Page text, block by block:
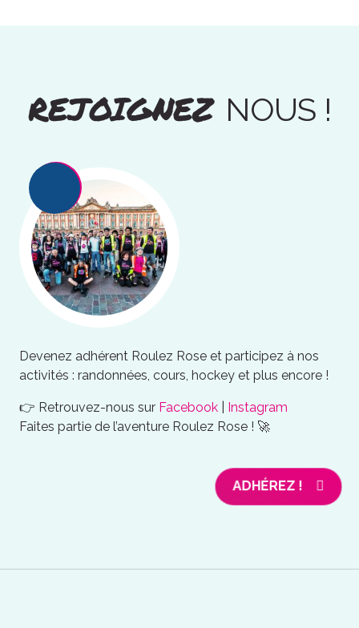
REJOIGNEZ NOUS !
Devenez adhérent Roulez Rose et participez à nos
activités : randonnées, cours, hockey et plus encore !
👉 Retrouvez-nous sur Facebook
Instagram
Faites partie de l’aventure Roulez Rose ! 🚀
ADHÉREZ !